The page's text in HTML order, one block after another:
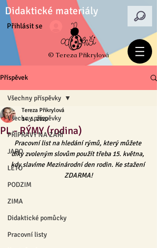
Didaktické materiály
Přihlásit se
© Tereza Přikrylová
Příspěvek
Všechny příspěvky
PŘÍPRAVY NA ZÁŘÍ
JARO
LÉTO
PODZIM
ZIMA
Didaktické pomůcky
Pracovní listy
Všechny příspěvky
PL - RÝMY (rodina)
Tereza Přikrylová
14. 5. 2020
Pracovní list na hledání rýmů, který můžete
díky zvoleným slovům použít třeba 15. května,
kdy slavíme Mezinárodní den rodin. Ke stažení
ZDARMA!